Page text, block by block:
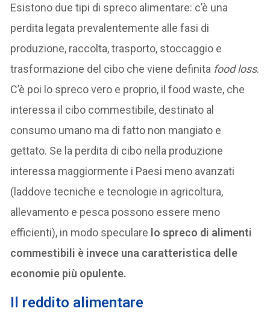
Esistono due tipi di spreco alimentare: c’è una
perdita legata prevalentemente alle fasi di
produzione, raccolta, trasporto, stoccaggio e
trasformazione del cibo che viene definita food loss.
C’è poi lo spreco vero e proprio, il food waste, che
interessa il cibo commestibile, destinato al
consumo umano ma di fatto non mangiato e
gettato. Se la perdita di cibo nella produzione
interessa maggiormente i Paesi meno avanzati
(laddove tecniche e tecnologie in agricoltura,
allevamento e pesca possono essere meno
efficienti), in modo speculare lo spreco di alimenti
commestibili è invece una caratteristica delle
economie più opulente.
Il reddito alimentare